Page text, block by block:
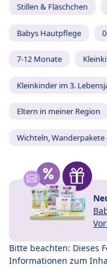
Stillen & Fläschchen
Babys Hautpflege
7-12 Monate
Kleinkinder im 3.
Eltern in meiner Region
Wichteln, Wanderpakete
Bitte beachten: Dieses
Informationen zum